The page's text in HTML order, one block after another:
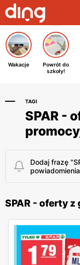
Wakacje
Powrót do
szkoły!
TAGI
SPAR -
Dodaj frazę
SPAR - oferty